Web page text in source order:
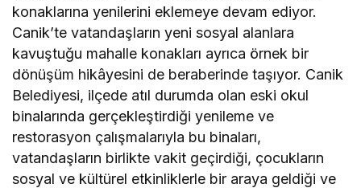
konaklarına yenilerini eklemeye devam ediyor.
Canik’te vatandaşların yeni sosyal alanlara
kavuştuğu mahalle konakları ayrıca örnek bir
dönüşüm hikâyesini de beraberinde taşıyor. Canik
Belediyesi, ilçede atıl durumda olan eski okul
binalarında gerçekleştirdiği yenileme ve
restorasyon çalışmalarıyla bu binaları,
vatandaşların birlikte vakit geçirdiği, çocukların
sosyal ve kültürel etkinliklerle bir araya geldiği ve